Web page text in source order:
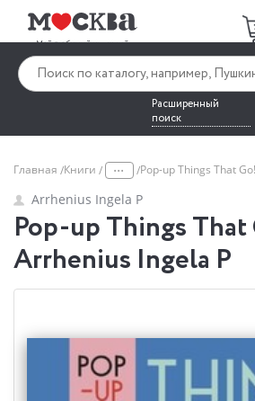
Расширенный
поиск
Главная Книги ... Pop-up Things That Go!
Arrhenius Ingela P
Pop-up Things That
Arrhenius Ingela P